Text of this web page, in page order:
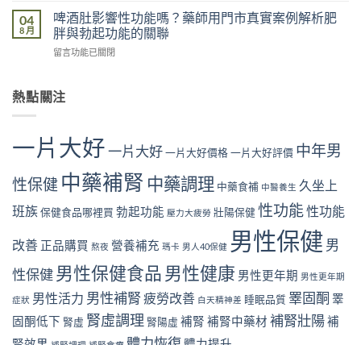
真
實
案
析
「坐
的
勃
危
中
市
真
案
你
與
活
找
回
硬
度〉
中
能
是
真
的
師
真
案
例
解
析
眠
足
勃
起
功
菸
影
響
性
是
嗎？
藥
用
門
真
案
解
尼
古
丁
與
04
8 月
啤酒肚影響性功能嗎？藥師用門市真實案例解析肥
胖與勃起功能的關聯
在
肚
影
功
能
嗎？
藥
用
市
實
案
例
析
肥
留言功能已關閉
熱點關注
一片大好一片大好一片大好價格一片大好評價 中年男
性保健 中藥補腎 中藥調理 中藥食補 中醫養生 久坐上
班族保健食品哪裡買 勃起功能 壓力大疲勞 壯陽保健性功能性功能
改善 正品購買 熬夜 營養補充 瑪卡 男人40保健 男性保健男
性保健男性保健食品男性健康 男性更年期 男性更年期
症狀 男性活力 男性補腎疲勞改善 白天精神差 睡眠品質 睪固酮 睪
固酮低下 腎虛 腎虛調理 腎陽虛 補腎 補腎中藥材 補腎壯陽補